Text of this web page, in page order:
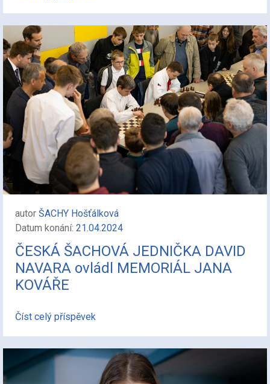
autor ŠACHY Hošťálková
Datum konání: 21.04.2024
ČESKÁ ŠACHOVÁ JEDNIČKA DAVID
NAVARA ovládl MEMORIÁL JANA
KOVÁŘE
Číst celý příspěvek